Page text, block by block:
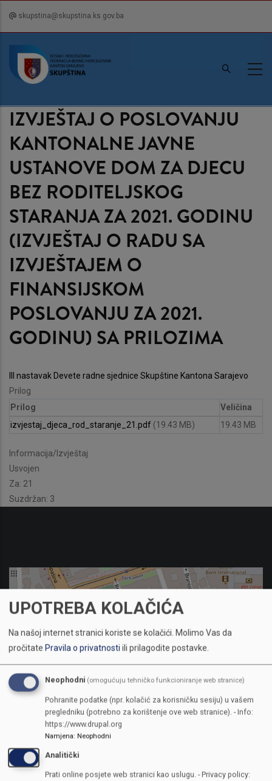
content
skupstina@skupstina.ks.gov.ba
IZVJEŠTAJ O POSLOVANJU
KANTONALNE JAVNE
USTANOVE DOM ZA DJECU
BEZ RODITELJSKOG
STARANJA ZA 2021. GODINU
(IZVJEŠTAJ O RADU SA
IZVJEŠTAJEM O
FINANSIJSKOM
POSLOVANJU ZA 2021.
GODINU) SA PRILOZIMA
III nastavak Devete radne sjednice Skupštine Kantona Sarajevo
Prilog
Prilog
Veličina
izvjestaj_djeca_rod_staranje_21.pdf (19.43 MB) 19.43 MB
Informacija/Izvještaj
Usvojen
Za: 21
Suzdržan: 3
KONTAKTI
UPOTREBA KOLAČIĆA
Na našoj internet stranici koriste se kolačići. Molimo Vas da
pročitate Pravila o privatnostiili prilagodite postavke.
Neophodni (omogućuju tehničko funkcioniranje web stranice)
Pohranite podatke (npr. kolačić za korisničku sesiju) u vašem
pregledniku (potrebno za korištenje ove web stranice). - Info:
https://www.drupal.org
Namjena: Neophodni
Analitički
Prati online posjete web stranici kao uslugu. - Privacy policy: